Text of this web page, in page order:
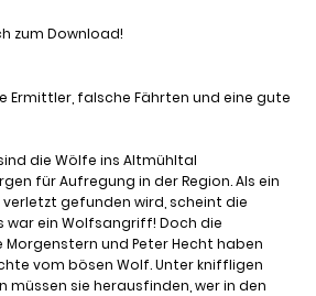
zum Download!
Ermittler, falsche Fährten und eine gute
die Wölfe ins Altmühltal
für Aufregung in der Region. Als ein
gefunden wird, scheint die
war ein Wolfsangriff! Doch die
Morgenstern und Peter Hecht haben
vom bösen Wolf. Unter kniffligen
müssen sie herausfinden, wer in den